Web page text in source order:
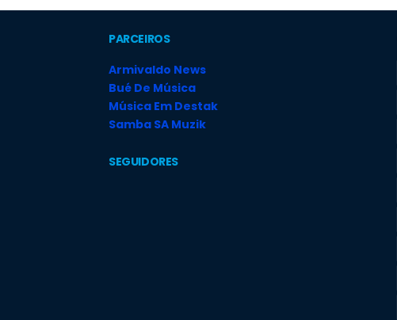
PARCEIROS
Armivaldo News
Bué De Música
Música Em Destak
Samba SA Muzik
SEGUIDORES